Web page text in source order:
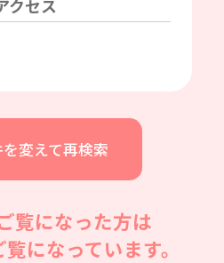
クセス
変えて再検索
覧になった方は
になっています。